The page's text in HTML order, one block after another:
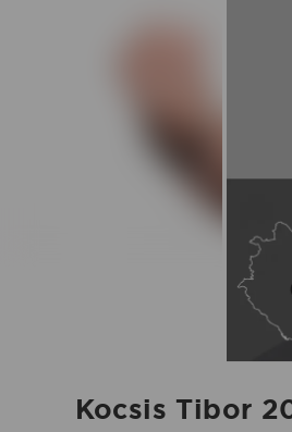
2025.08.16.
Koncertbooking
Kocsis Tibor